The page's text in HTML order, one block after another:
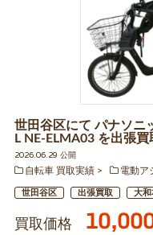
世田谷区にて パナソニ
L NE-ELMA03 を出張
2026.06.29 公開
自転車 買取実績
電動ア
世田谷区 出張買取 大和
買取価格